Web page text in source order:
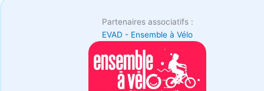
Partenaires associatifs :
EVAD - Ensemble à Vélo